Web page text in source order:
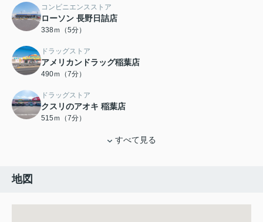
コンビニエンスストア
ローソン 長野日詰店
338ｍ（5分）
ドラッグストア
アメリカンドラッグ稲葉店
490ｍ（7分）
ドラッグストア
クスリのアオキ 稲葉店
515ｍ（7分）
すべて見る
地図